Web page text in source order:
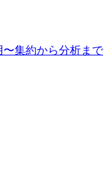
〜集約から分析まで